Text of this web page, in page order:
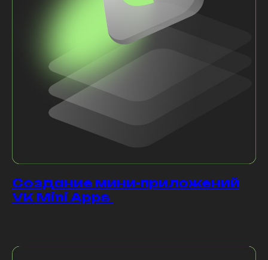
Создание мини-приложений
VK Mini Apps